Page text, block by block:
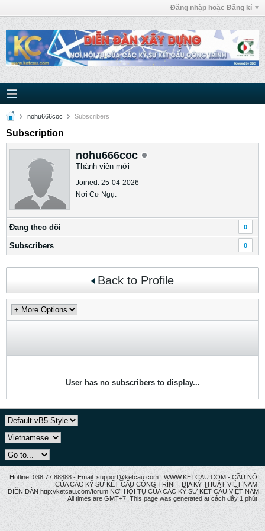
Đăng nhập hoặc Đăng kí
nohu666coc Subscribers
Subscription
nohu666coc
Thành viên mới
Joined: 25-04-2026
Nơi Cư Ngụ:
Ðang theo dõi 0
Subscribers 0
Back to Profile
User has no subscribers to display...
Hotline: 038.77 88888 - Email: support@ketcau.com | WWW.KETCAU.COM - CẦU NỐI
CỦA CÁC KỸ SƯ KẾT CẤU CÔNG TRÌNH, ĐỊA KỸ THUẬT VIỆT NAM.
DIỄN ĐÀN http://ketcau.com/forum NƠI HỘI TỤ CỦA CÁC KỸ SƯ KẾT CÂU VIỆT NAM
All times are GMT+7. This page was generated at cách đây 1 phút.